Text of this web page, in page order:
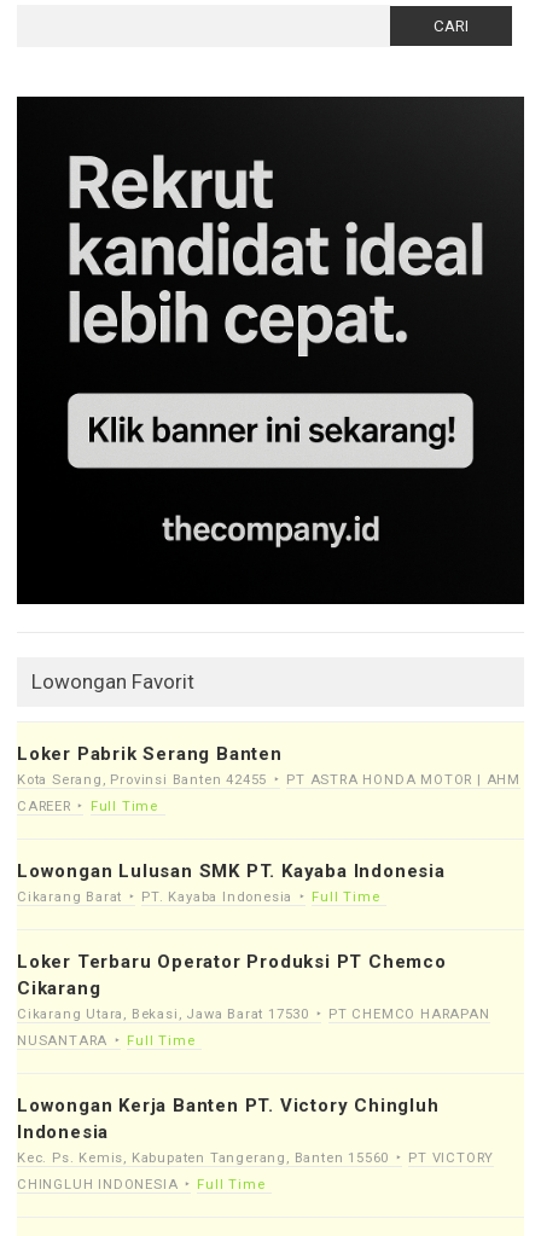
Lowongan Favorit
Loker Pabrik Serang Banten
Kota Serang, Provinsi Banten 42455
PT ASTRA HONDA MOTOR | AHM
CAREER
Full Time
Lowongan Lulusan SMK PT. Kayaba Indonesia
Cikarang Barat PT. Kayaba Indonesia Full Time
Loker Terbaru Operator Produksi PT Chemco
Cikarang
Cikarang Utara, Bekasi, Jawa Barat 17530
PT CHEMCO HARAPAN
NUSANTARA
Full Time
Lowongan Kerja Banten PT. Victory Chingluh
Indonesia
Kec. Ps. Kemis, Kabupaten Tangerang, Banten 15560
PT VICTORY
CHINGLUH INDONESIA
Full Time